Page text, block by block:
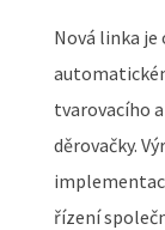
Nová linka
tvarovacího
děrovačky.
řízení